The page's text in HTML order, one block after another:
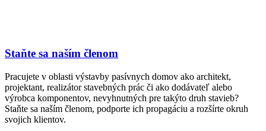
Staňte sa naším členom
Pracujete v oblasti výstavby pasívnych domov ako architekt,
projektant, realizátor stavebných prác či ako dodávateľ alebo
výrobca komponentov, nevyhnutných pre takýto druh stavieb?
Staňte sa naším členom, podporte ich propagáciu a rozšírte okruh
svojich klientov.